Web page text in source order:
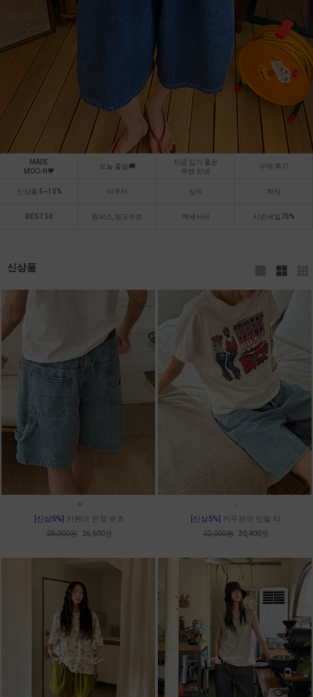
MADE
MOO-N🖤
오늘 출발🚚
지금 입기 좋은
무엔 린넨
구매 후기
신상품 5~10% 아우터 상의 하의
BEST 50 원피스,점프수트 액세서리 시즌세일70%
신상품
●
[신상5%] 카펜더 연청 숏츠
28,000원 26,600원
[신상5%] 카우보이 반팔 티
32,000원 30,400원